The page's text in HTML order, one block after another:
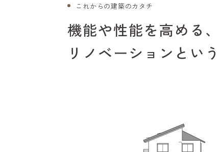
これからの建築のカタチ
機能や性能を高める
リノベーションとい